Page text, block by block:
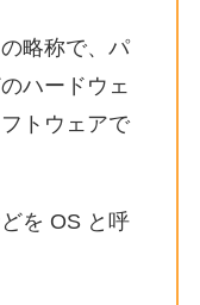
略称で、パ
ハードウェ
トウェアで
を OS と呼